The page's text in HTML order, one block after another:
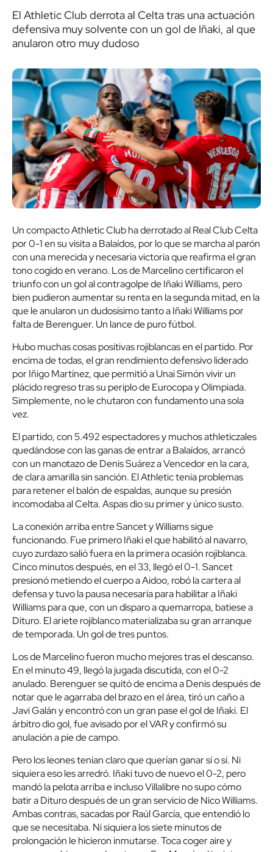
El Athletic Club derrota al Celta tras una actuación
defensiva muy solvente con un gol de Iñaki, al que
anularon otro muy dudoso
Un compacto Athletic Club ha derrotado al Real Club Celta
por 0-1 en su visita a Balaídos, por lo que se marcha al parón
con una merecida y necesaria victoria que reafirma el gran
tono cogido en verano. Los de Marcelino certificaron el
triunfo con un gol al contragolpe de Iñaki Williams, pero
bien pudieron aumentar su renta en la segunda mitad, en la
que le anularon un dudosísimo tanto a Iñaki Williams por
falta de Berenguer. Un lance de puro fútbol.
Hubo muchas cosas positivas rojiblancas en el partido. Por
encima de todas, el gran rendimiento defensivo liderado
por Iñigo Martínez, que permitió a Unai Simón vivir un
plácido regreso tras su periplo de Eurocopa y Olimpiada.
Simplemente, no le chutaron con fundamento una sola
vez.
El partido, con 5.492 espectadores y muchos athleticzales
quedándose con las ganas de entrar a Balaídos, arrancó
con un manotazo de Denis Suárez a Vencedor en la cara,
de clara amarilla sin sanción. El Athletic tenía problemas
para retener el balón de espaldas, aunque su presión
incomodaba al Celta. Aspas dio su primer y único susto.
La conexión arriba entre Sancet y Williams sigue
funcionando. Fue primero Iñaki el que habilitó al navarro,
cuyo zurdazo salió fuera en la primera ocasión rojiblanca.
Cinco minutos después, en el 33, llegó el 0-1. Sancet
presionó metiendo el cuerpo a Aidoo, robó la cartera al
defensa y tuvo la pausa necesaria para habilitar a Iñaki
Williams para que, con un disparo a quemarropa, batiese a
Dituro. El ariete rojiblanco materializaba su gran arranque
de temporada. Un gol de tres puntos.
Los de Marcelino fueron mucho mejores tras el descanso.
En el minuto 49, llegó la jugada discutida, con el 0-2
anulado. Berenguer se quitó de encima a Denis después de
notar que le agarraba del brazo en el área, tiró un caño a
Javi Galán y encontró con un gran pase el gol de Iñaki. El
árbitro dio gol, fue avisado por el VAR y confirmó su
anulación a pie de campo.
Pero los leones tenían claro que querían ganar sí o sí. Ni
siquiera eso les arredró. Iñaki tuvo de nuevo el 0-2, pero
mandó la pelota arriba e incluso Villalibre no supo cómo
batir a Dituro después de un gran servicio de Nico Williams.
Ambas contras, sacadas por Raúl García, que entendió lo
que se necesitaba. Ni siquiera los siete minutos de
prolongación le hicieron inmutarse. Toca coger aire y